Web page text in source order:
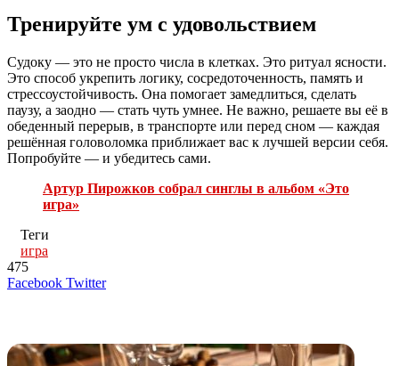
Тренируйте ум с удовольствием
Судоку — это не просто числа в клетках. Это ритуал ясности.
Это способ укрепить логику, сосредоточенность, память и
стрессоустойчивость. Она помогает замедлиться, сделать
паузу, а заодно — стать чуть умнее. Не важно, решаете вы её в
обеденный перерыв, в транспорте или перед сном — каждая
решённая головоломка приближает вас к лучшей версии себя.
Попробуйте — и убедитесь сами.
Артур Пирожков собрал синглы в альбом «Это
игра»
Теги
игра
475
Facebook TwitterLinkedIn
Tumblr
Reddit
Вконтакте
Одноклассники
Skype
Messenger
Messenger
WhatsApp
Telegram
Viber
Line
Поделиться
Печатать